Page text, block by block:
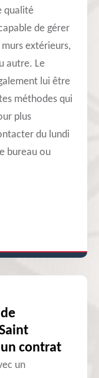
qualité
de gérer
extérieurs,
autre. Le
lui être
méthodes qui
plus
du lundi
bureau ou
contrat
un